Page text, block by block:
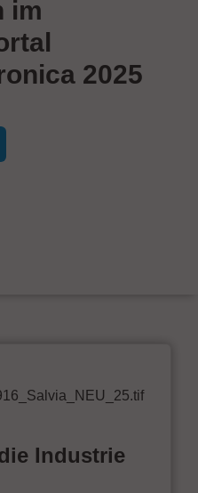
im
2025
Industrie